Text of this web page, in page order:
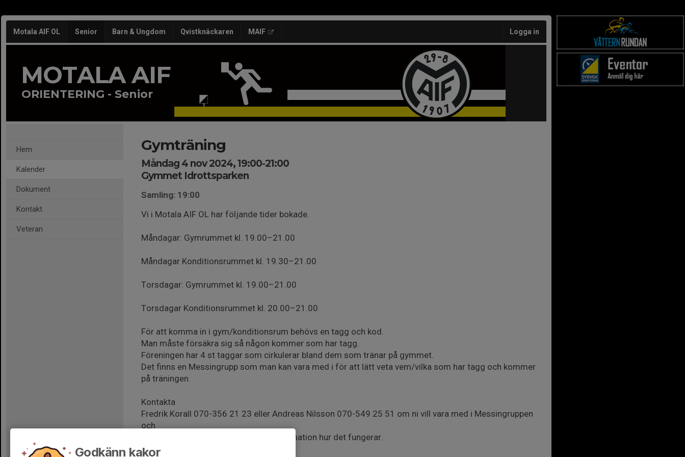
Motala AIF OL Senior Barn & Ungdom Qvistknäckaren MAIF Logga in
MOTALA AIF
ORIENTERING - Senior
Hem
Kalender
Dokument
Kontakt
Veteran
Gymträning
Måndag 4 nov 2024, 19:00-21:00
Gymmet Idrottsparken
Samling: 19:00
Vi i Motala AIF OL har följande tider bokade.
Måndagar: Gymrummet kl. 19.00–21.00
Måndagar Konditionsrummet kl. 19.30–21.00
Torsdagar: Gymrummet kl. 19.00–21.00
Torsdagar Konditionsrummet kl. 20.00–21.00
För att komma in i gym/konditionsrum behövs en tagg och kod.
Man måste försäkra sig så någon kommer som har tagg.
Föreningen har 4 st taggar som cirkulerar bland dem som tränar på gymmet.
Det finns en Messingrupp som man kan vara med i för att lätt veta vem/vilka som har tagg och kommer
på träningen.
Kontakta
Fredrik Korall 070-356 21 23 eller Andreas Nilsson 070-549 25 51 om ni vill vara med i Messingruppen
och
för eventuellt lån av tagg och mer information hur det fungerar.
Godkänn kakor